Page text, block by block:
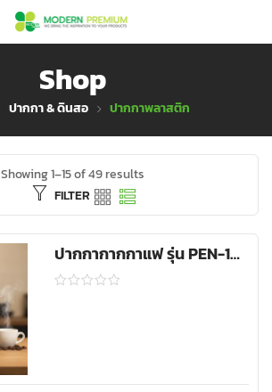
Shop
ปากกา & ดินสอ ปากกาพลาสติก
Showing 1–15 of 49 results
FILTER
ปากกากากกาแฟ รุ่น PEN-1997